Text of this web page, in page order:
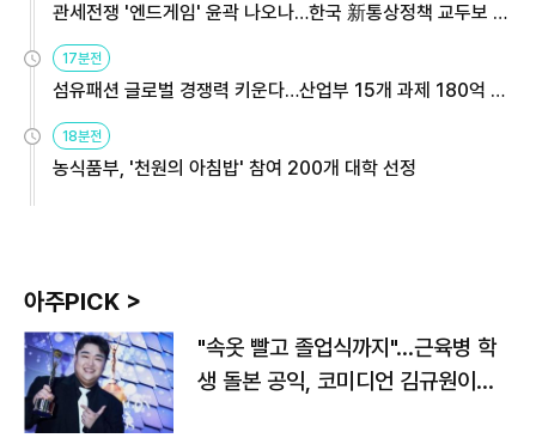
관세전쟁 '엔드게임' 윤곽 나오나…한국 新통상정책 교두보 활
용해야
17분전
섬유패션 글로벌 경쟁력 키운다…산업부 15개 과제 180억 지
원
18분전
농식품부, '천원의 아침밥' 참여 200개 대학 선정
아주PICK >
"속옷 빨고 졸업식까지"…근육병 학
생 돌본 공익, 코미디언 김규원이었